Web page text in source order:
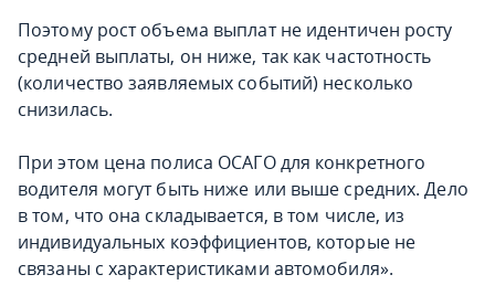
Поэтому рост объема выплат не идентичен росту
средней выплаты, он ниже, так как частотность
(количество заявляемых событий) несколько
снизилась.
При этом цена полиса ОСАГО для конкретного
водителя могут быть ниже или выше средних. Дело
в том, что она складывается, в том числе, из
индивидуальных коэффициентов, которые не
связаны с характеристиками автомобиля».